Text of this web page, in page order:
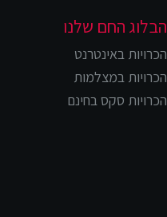
הבלוג החם שלנו
הכרויות באינטרנט
הכרויות במצלמות
הכרויות סקס בחינם